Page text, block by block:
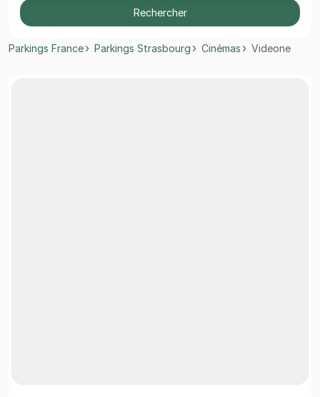
Rechercher
Parkings France Parkings Strasbourg Cinémas Videone